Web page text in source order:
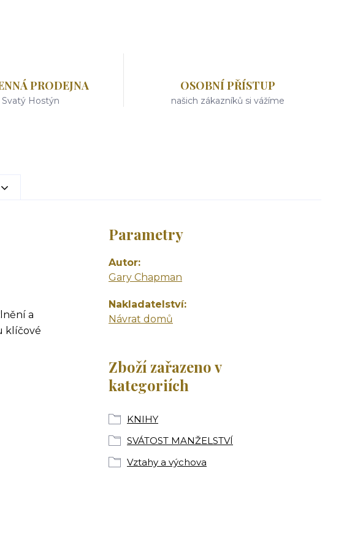
PRODEJNA
Svatý Hostýn
OSOBNÍ PŘÍSTUP
našich zákazníků si vážíme
a
klíčové
Parametry
Autor
Gary Chapman
Nakladatelství
Návrat domů
Zboží zařazeno v
kategoriích
KNIHY
SVÁTOST MANŽELSTVÍ
Vztahy a výchova